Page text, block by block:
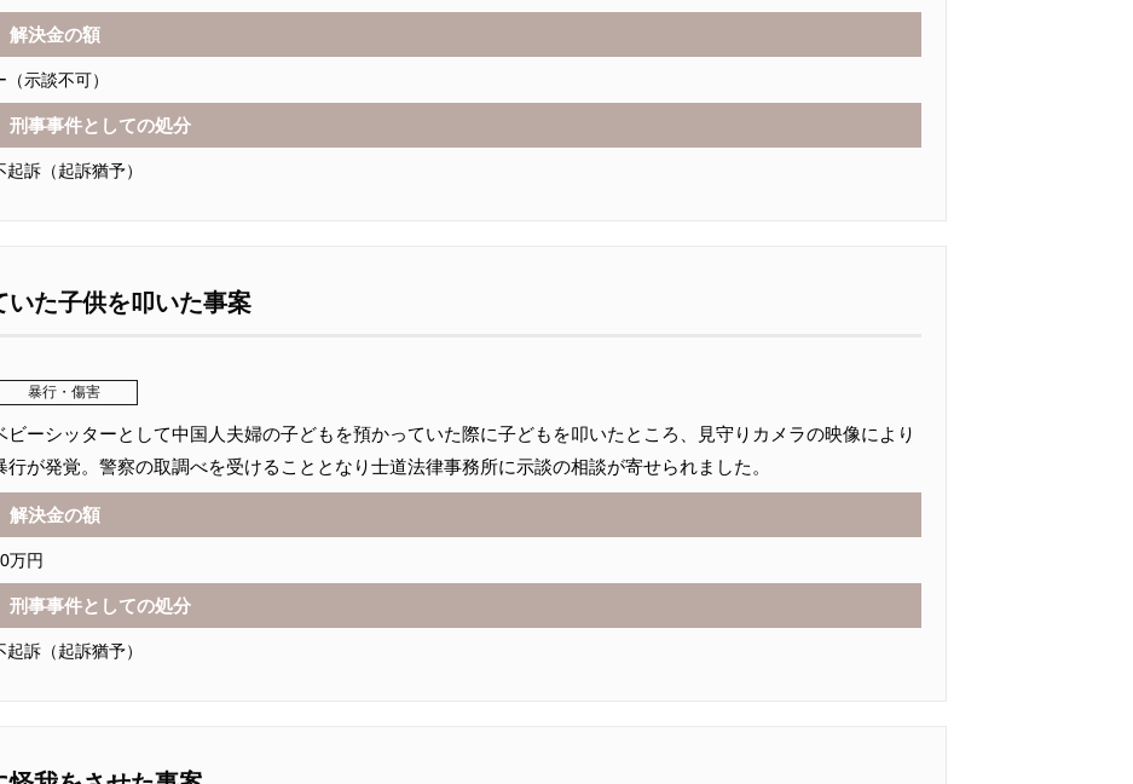
解決金の額
（示談不可）
刑事事件としての処分
起訴（起訴猶予）
た子供を叩いた事案
暴行・傷害
ビーシッターとして中国人夫婦の子どもを預かっていた際に子どもを叩いたところ、見守りカメラの映像により
行が発覚。警察の取調べを受けることとなり士道法律事務所に示談の相談が寄せられました。
解決金の額
万円
刑事事件としての処分
起訴（起訴猶予）